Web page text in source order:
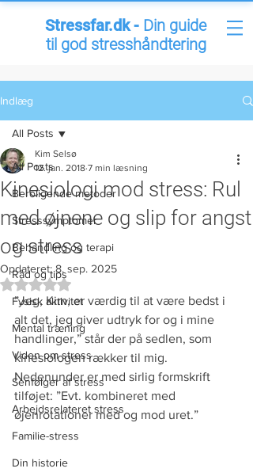
Stressfar.dk - Din guide
til god stresshåndtering
Indlæg
All Posts
Beroligende metoder
Stresssymptomer
Behandling og terapi
Råd og tips
Fysisk aktivitet
Mental træning
Viden om stress
Senfølger af stress
Arbejdsrelateret stress
Familie-stress
Din historie
All Posts
Kinesiologi mod stress: Rul
med øjnene og slip for angst
og stress
Kim Selsø
12. jan. 2018 7 min læsning
Opdateret:8. sep. 2025
Bedømt til NaN ud af 5 stjerner.
”Jeg, Kim, er værdig til at være bedst i
alt det, jeg giver udtryk for og i mine
handlinger,” står der på sedlen, som
kinesiologen rækker til mig.
Nedenunder er med sirlig formskrift
tilføjet: ”Evt. kombineret med
øjenrotationer med og mod uret.”